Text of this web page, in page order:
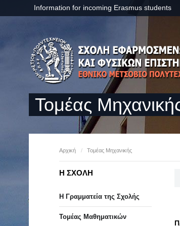
Information for incoming Erasmus students
Τομέας
Αρχική / Τομέας Μηχανικής
Η ΣΧΟΛΗ
Η Γραμματεία της Σχολής
Τομέας Μαθηματικών